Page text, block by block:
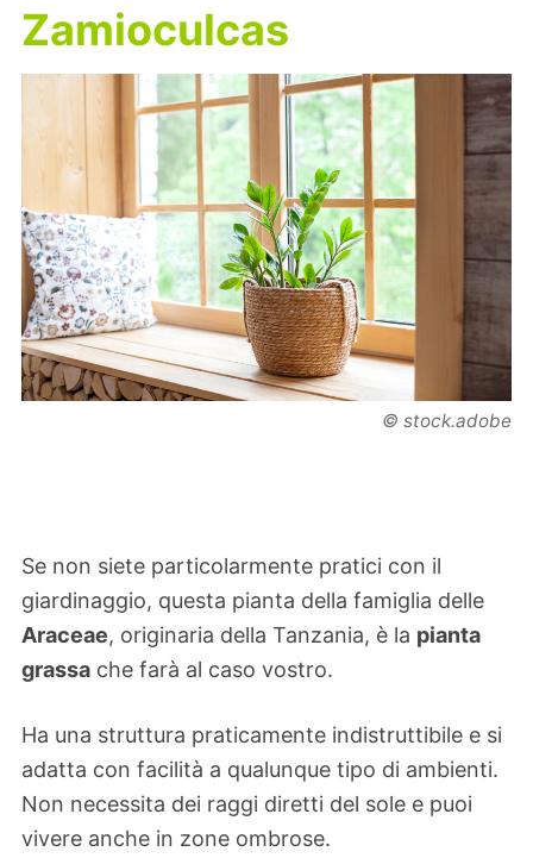
Zamioculcas
© stock.adobe
Se non siete particolarmente pratici con il
giardinaggio, questa pianta della famiglia delle
Araceae, originaria della Tanzania, è la pianta
grassa che farà al caso vostro.
Ha una struttura praticamente indistruttibile e si
adatta con facilità a qualunque tipo di ambienti.
Non necessita dei raggi diretti del sole e puoi
vivere anche in zone ombrose.